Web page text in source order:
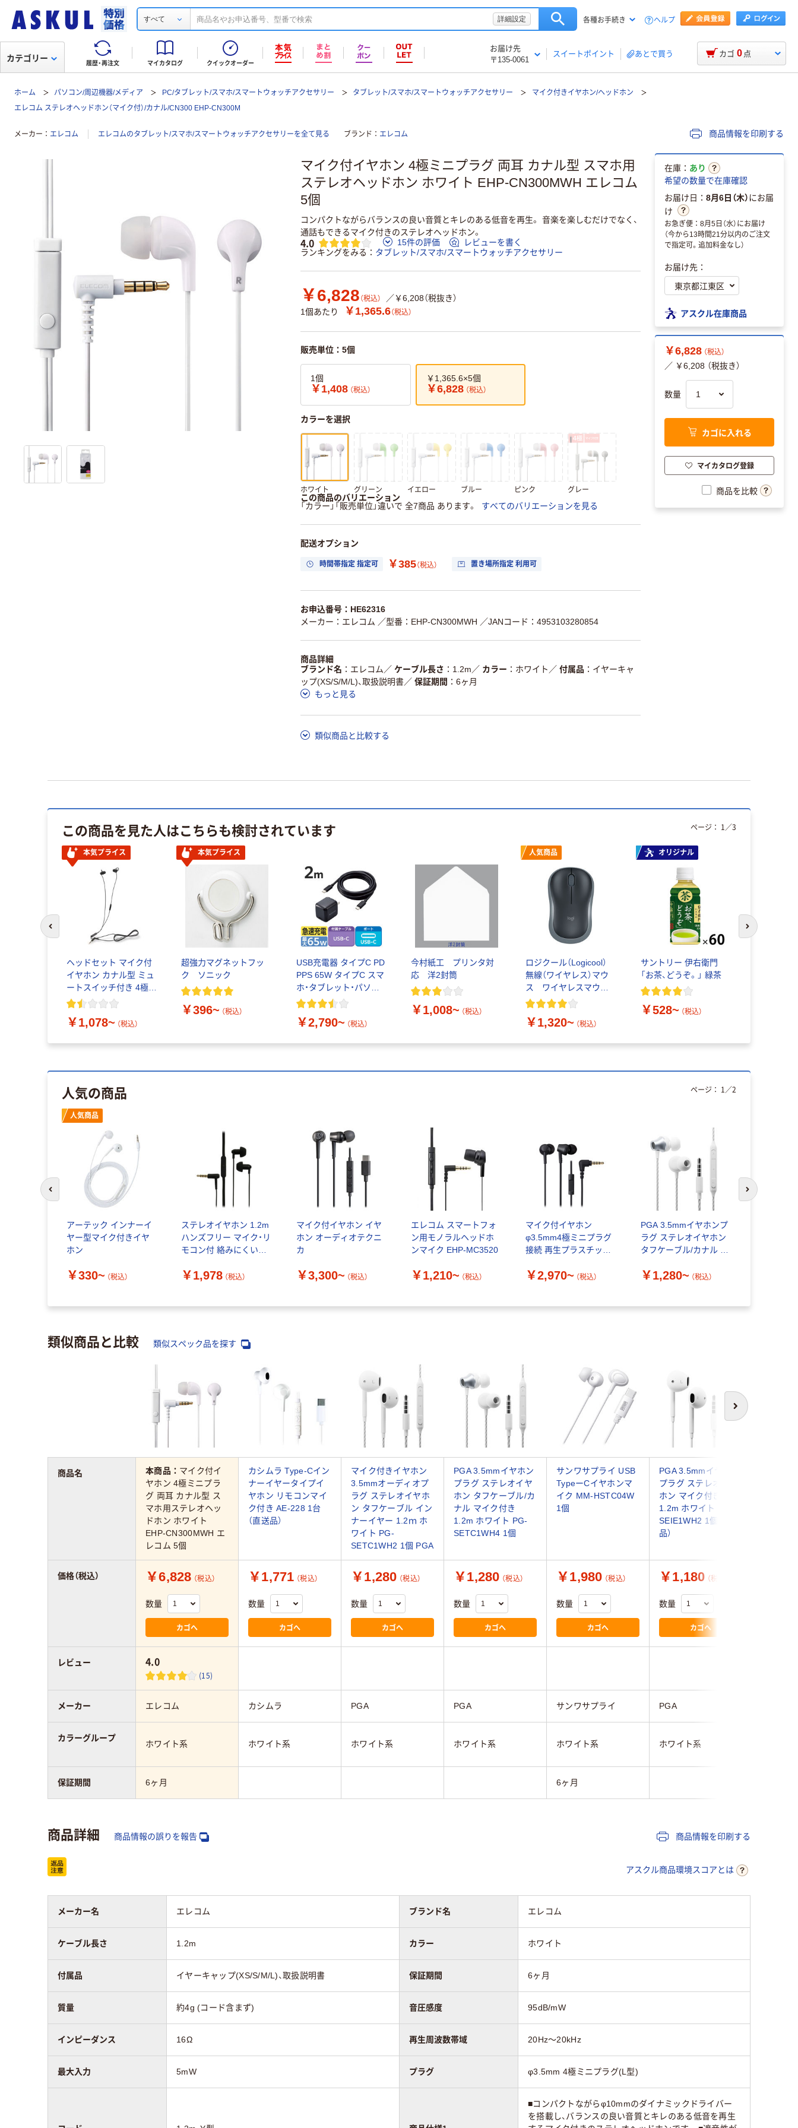
すべて 詳細設定 各種お手続き ヘルプ
履歴・再注文 マイカタログ クイックオーダー
お届け先
〒135-0061
スイートポイント あとで買う
カテゴリー カゴ 0 点
ホーム パソコン/周辺機器/メディア PC/タブレット/スマホ/スマートウォッチアクセサリー タブレット/スマホ/スマートウォッチアクセサリー
マイク付きイヤホン/ヘッドホン
エレコム ステレオヘッドホン（マイク付）/カナル/CN300 EHP-CN300M
メーカー エレコム エレコムのタブレット/スマホ/スマートウォッチアクセサリーを全て見る ブランド エレコム 商品情報を印刷する
マイク付イヤホン 4極ミニプラグ 両耳 カナル型 スマホ用
ステレオヘッドホン ホワイト EHP-CN300MWH エレコム
5個
コンパクトながらバランスの良い音質とキレのある低音を再生。 音楽を楽しむだけでなく、
通話もできるマイク付きのステレオヘッドホン。
4.0 15件の評価
レビューを書く
ランキングをみる
タブレット/スマホ/スマートウォッチアクセサリー
￥6,828 （税込）
／￥6,208（税抜き）
1個あたり
￥1,365.6（税込）
販売単位：5個
1個
￥1,408 （税込）
￥1,365.6×5個
￥6,828 （税込）
カラーを選択
ホワイト グリーン イエロー ブルー ピンク グレー
この商品のバリエーション
「カラー」「販売単位」違いで 全7商品 あります。
すべてのバリエーションを見る
配送オプション
時間帯指定 指定可 ￥385（税込） 置き場所指定 利用可
お申込番号：HE62316
メーカー：エレコム ／型番：EHP-CN300MWH ／JANコード：4953103280854
商品詳細
ブランド名
エレコム ／ ケーブル長さ 1.2m ／ カラー ホワイト ／ 付属品
イヤーキャ
ップ(XS/S/M/L)、取扱説明書／ 保証期間
6ヶ月
もっと見る
類似商品と比較する
在庫： あり
希望の数量で在庫確認
お届け日： 8月6日（木）にお届
け
お急ぎ便：8月5日（水）にお届け
（今から13時間21分以内のご注文
で指定可。追加料金なし）
お届け先：
アスクル在庫商品
￥6,828 （税込）
／ ￥6,208 （税抜き）
数量
カゴに入れる
マイカタログ登録
商品を比較
この商品を見た人はこちらも検討されています
本気プライス
ヘッドセット マイク付
イヤホン カナル型 ミュ
ートスイッチ付き 4極
3.5mm/USB-A/Type-C
￥1,078~ （税込）
本気プライス
超強力マグネットフッ
ク ソニック
￥396~ （税込）
USB充電器 タイプC PD
PPS 65W タイプC スマ
ホ・タブレット・パソコ
ン充電 エレコム
￥2,790~ （税込）
今村紙工 プリンタ対
応 洋2封筒
￥1,008~ （税込）
人気商品
ロジクール（Logicool）
無線（ワイヤレス）マウ
ス ワイヤレスマウス
M186シリーズ 光学
￥1,320~ （税込）
オリジナル
サントリー 伊右衛門
「お茶、どうぞ。」 緑茶
￥528~ （税込）
ページ： 1 ／3
前のスライドへ 次のスライド
人気の商品
人気商品
アーテック インナーイ
ヤー型マイク付きイヤ
ホン
￥330~ （税込）
ステレオイヤホン 1.2m
ハンズフリー マイク・リ
モコン付 絡みにくいフ
ーイヤー ブラック オウ
￥1,978 （税込）
マイク付イヤホン イヤ
ホン オーディオテクニ
カ
￥3,300~ （税込）
エレコム スマートフォ
ン用モノラルヘッドホ
ンマイク EHP-MC3520
￥1,210~ （税込）
マイク付イヤホン
φ3.5mm4極ミニプラグ
接続 再生プラスチック
ーディオテクニカ
￥2,970~ （税込）
PGA 3.5mmイヤホンプ
ラグ ステレオイヤホン
タフケーブル/カナル マ
SETC1
￥1,280~ （税込）
ページ： 1／2
前のスライドへ 次のスライド
類似商品と比較 類似スペック品を探す
次へ
本商品： マイク付イ
ヤホン 4極ミニプラ
グ 両耳 カナル型 ス
マホ用ステレオヘッ
ドホン ホワイト
EHP-CN300MWH エ
レコム 5個
カシムラ Type-Cイン
ナーイヤータイプイ
ヤホン リモコンマイ
ク付き AE-228 1台
（直送品）
マイク付きイヤホン
3.5mmオーディオプ
ラグ ステレオイヤホ
ン タフケーブル イン
ナーイヤー 1.2ｍ ホ
ワイト PG-
SETC1WH2 1個 PGA
PGA 3.5mmイヤホン
プラグ ステレオイヤ
ホン タフケーブル/カ
ナル マイク付き
1.2m ホワイト PG-
SETC1WH4 1個
サンワサプライ USB
TypeーCイヤホンマ
イク MM-HSTC04W
1個
PGA 3.5mmイヤホン
プラグ ステレオイヤ
ホン マイク付き
1.2m ホワイト PG-
SEIE1WH2 1個（直送
品）
￥6,828 （税込）
数量
カゴへ
￥1,771 （税込）
数量
カゴへ
￥1,280 （税込）
数量
カゴへ
￥1,280 （税込）
数量
カゴへ
￥1,980 （税込）
数量
カゴへ
￥1,180 （税込）
数量
カゴへ
4.0
(15)
エレコム カシムラ PGA PGA サンワサプライ PGA
ホワイト系 ホワイト系 ホワイト系 ホワイト系 ホワイト系 ホワイト系
6ヶ月 6ヶ月
商品名
価格（税込）
レビュー
メーカー
カラーグループ
保証期間
商品詳細 商品情報の誤りを報告 商品情報を印刷する
アスクル商品環境スコアとは
メーカー名 エレコム ブランド名 エレコム
ケーブル長さ 1.2m カラー ホワイト
付属品 イヤーキャップ(XS/S/M/L)、取扱説明書 保証期間 6ヶ月
質量 約4g (コード含まず) 音圧感度 95dB/mW
インピーダンス 16Ω 再生周波数帯域 20Hz～20kHz
最大入力 5mW プラグ φ3.5mm 4極ミニプラグ(L型)
■コンパクトながらφ10mmのダイナミックドライバー
を搭載し、バランスの良い音質とキレのある低音を再生